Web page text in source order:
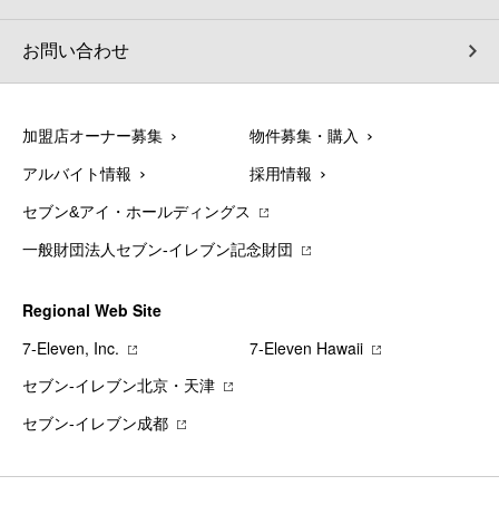
パウダースペース ラブン（店舗限定）
ソフトバンクギフト
お問い合わせ
加盟店オーナー募集 物件募集・購入
アルバイト情報 採用情報
セブン&アイ・ホールディングス
一般財団法人セブン-イレブン記念財団
Regional Web Site
7‐Eleven, Inc.
7‐Eleven Hawaii
セブン‐イレブン北京・天津
セブン‐イレブン成都